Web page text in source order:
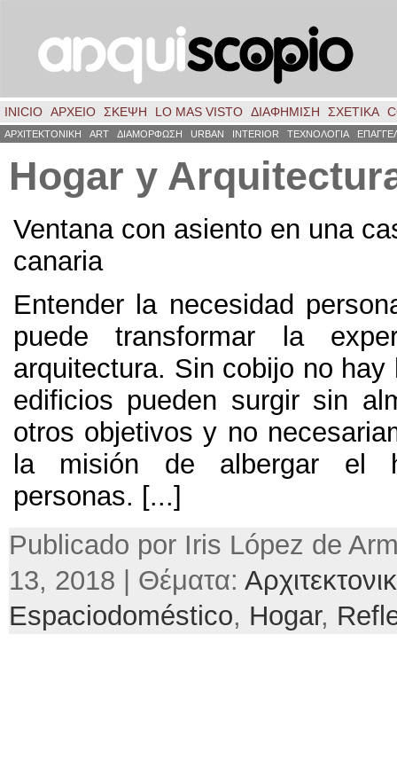
INICIO ΑΡΧΕΙΟ ΣΚΈΨΗ LO MAS VISTO ΔΙΑΦΗΜΙΣΗ ΣΧΕΤΙΚΑ
ΑΡΧΙΤΕΚΤΟΝΙΚΗ ART ΔΙΑΜΟΡΦΩΣΗ URBAN INTERIOR ΤΕΧΝΟΛΟΓΙΑ
Hogar y
Ventana con asiento en una
canaria
Entender la necesidad
puede transformar la
arquitectura. Sin cobijo no hay
edificios pueden surgir sin
otros objetivos y no
la misión de albergar el
personas. [...]
Publicado por Iris López de
13, 2018 | Θέματα:
Espaciodoméstico, Hogar,